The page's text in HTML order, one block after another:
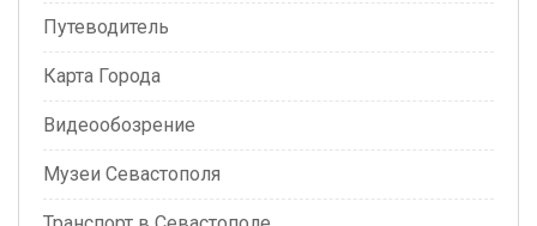
Путеводитель
Карта Города
Видеообозрение
Музеи Севастополя